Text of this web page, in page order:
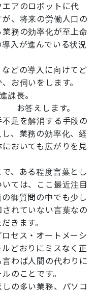
アのロボットに代
、将来の労働人口の
務の効率化が至上命
入が進んでいる状況
どの導入に向けてど
お伺いをします。
長。
お答えします。
足を解消する手段の
、業務の効率化、経
おいても広がりを見
、ある程度言葉とし
ては、ここ最近注目
御質問の中でも少し
れていない言葉なの
きます。
セス・オートメーシ
どおりにミスなく正
わば人間の代わりに
のことです。
の多い業務、パソコ